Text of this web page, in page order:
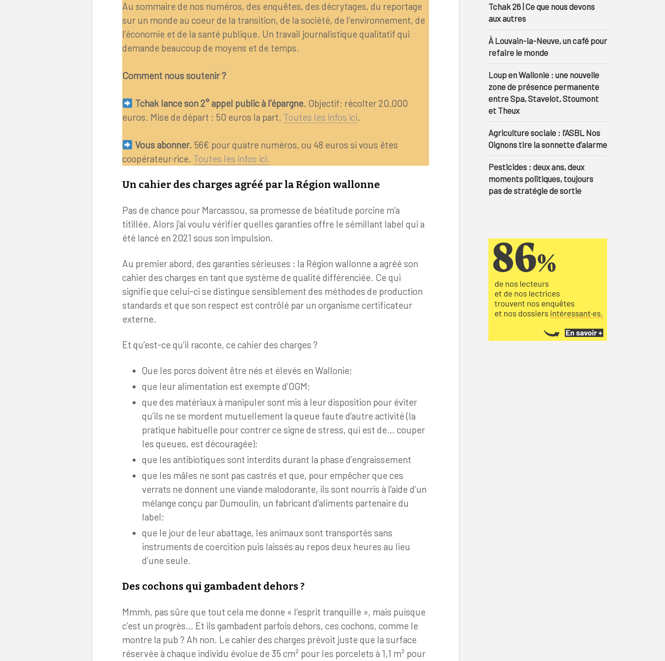
Au sommaire de nos numéros, des enquêtes, des décrytages, du reportage
sur un monde au coeur de la transition, de la société, de l’environnement, de
l’économie et de la santé publique. Un travail journalistique qualitatif qui
demande beaucoup de moyens et de temps.
Comment nous soutenir ?
Tchak lance son 2° appel public à l’épargne. Objectif: récolter 20.000
euros. Mise de départ : 50 euros la part. Toutes les infos ici.
Vous abonner. 56€ pour quatre numéros, ou 48 euros si vous êtes
coopérateur·rice. Toutes les infos ici.
Un cahier des charges agréé par la Région wallonne
Pas de chance pour Marcassou, sa promesse de béatitude porcine m’a
titillée. Alors j’ai voulu vérifier quelles garanties offre le sémillant label qui a
été lancé en 2021 sous son impulsion.
Au premier abord, des garanties sérieuses : la Région wallonne a agréé son
cahier des charges en tant que système de qualité différenciée. Ce qui
signifie que celui-ci se distingue sensiblement des méthodes de production
standards et que son respect est contrôlé par un organisme certificateur
externe.
Et qu’est-ce qu’il raconte, ce cahier des charges ?
Que les porcs doivent être nés et élevés en Wallonie;
que leur alimentation est exempte d’OGM;
que des matériaux à manipuler sont mis à leur disposition pour éviter
qu’ils ne se mordent mutuellement la queue faute d’autre activité (la
pratique habituelle pour contrer ce signe de stress, qui est de… couper
les queues, est découragée);
que les antibiotiques sont interdits durant la phase d’engraissement
que les mâles ne sont pas castrés et que, pour empêcher que ces
verrats ne donnent une viande malodorante, ils sont nourris à l’aide d’un
mélange conçu par Dumoulin, un fabricant d’aliments partenaire du
label;
que le jour de leur abattage, les animaux sont transportés sans
instruments de coercition puis laissés au repos deux heures au lieu
d’une seule.
Des cochons qui gambadent dehors ?
Mmmh, pas sûre que tout cela me donne « l’esprit tranquille », mais puisque
c’est un progrès… Et ils gambadent parfois dehors, ces cochons, comme le
montre la pub ? Ah non. Le cahier des charges prévoit juste que la surface
réservée à chaque individu évolue de 35 cm² pour les porcelets à 1,1 m² pour
Tchak 26 | Ce que nous devons
aux autres
À Louvain-la-Neuve, un café pour
refaire le monde
Loup en Wallonie : une nouvelle
zone de présence permanente
entre Spa, Stavelot, Stoumont
et Theux
Agriculture sociale : l’ASBL Nos
Oignons tire la sonnette d’alarme
Pesticides : deux ans, deux
moments politiques, toujours
pas de stratégie de sortie